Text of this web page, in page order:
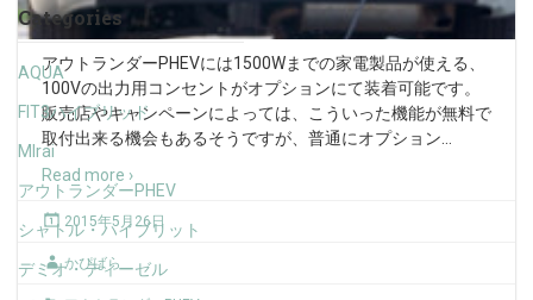
Categories
AQUA
FIT3ハイブリッド
MIrai
アウトランダーPHEV
シャトル・ハイブリット
デミオ・ディーゼル
アウトランダーPHEVには1500Wまでの家電製品が使える、
100Vの出力用コンセントがオプションにて装着可能です。
販売店やキャンペーンによっては、こういった機能が無料で
取付出来る機会もあるそうですが、普通にオプション
Read more ›
2015年5月26日
かぴばら